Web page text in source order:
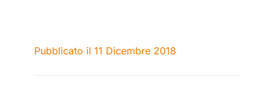
Pubblicato il 11 Dicembre 2018